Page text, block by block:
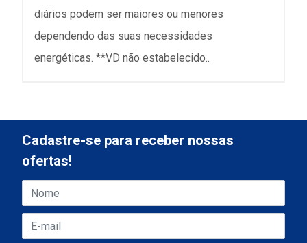
diários podem ser maiores ou menores
dependendo das suas necessidades
energéticas. **VD não estabelecido..
Cadastre-se para receber nossas
ofertas!